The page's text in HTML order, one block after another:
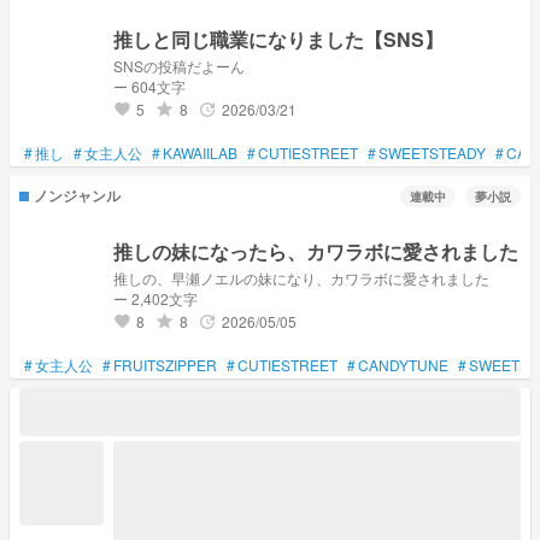
推しと同じ職業になりました【SNS】
SNSの投稿だよーん
ー 604文字
favorite 5 grade 8 update 2026/03/21
#推し #女主人公 #KAWAIILAB #CUTIESTREET #SWEETSTEADY #
ノンジャンル 連載中 夢小説
推しの妹になったら、カワラボに愛されました
推しの、早瀬ノエルの妹になり、カワラボに愛されました
ー 2,402文字
favorite 8 grade 8 update 2026/05/05
#女主人公 #FRUITSZIPPER #CUTIESTREET #CANDYTUNE #